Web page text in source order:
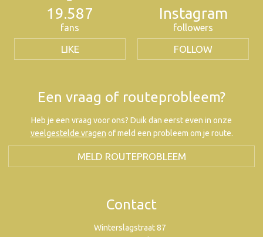
19.587
fans
LIKE
Instagram
followers
FOLLOW
Een vraag of routeprobleem?
Heb je een vraag voor ons? Duik dan eerst even in onze
veelgestelde vragen of meld een probleem om je route.
MELD ROUTEPROBLEEM
Contact
Winterslagstraat 87